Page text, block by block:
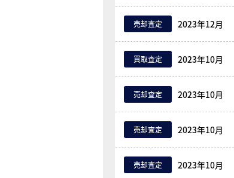
売却査定 2023年12月
買取査定 2023年10月
売却査定 2023年10月
売却査定 2023年10月
売却査定 2023年10月